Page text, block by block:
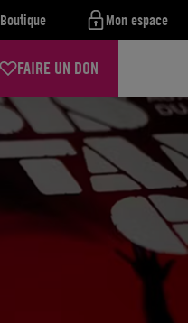
Boutique Mon espace
FAIRE UN DON